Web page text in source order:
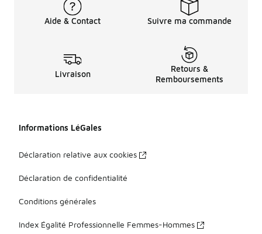
Aide & Contact Suivre ma commande
Livraison
Retours &
Remboursements
Informations LéGales
Déclaration relative aux cookies
Déclaration de confidentialité
Conditions générales
Index Égalité Professionnelle Femmes-Hommes